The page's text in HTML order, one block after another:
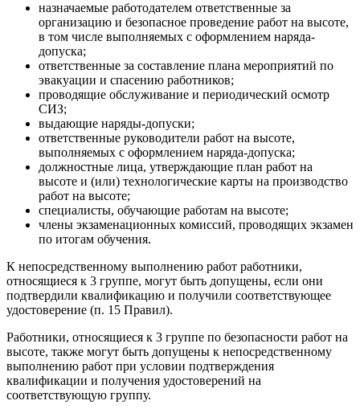
назначаемые работодателем ответственные за
организацию и безопасное проведение работ на высоте,
в том числе выполняемых с оформлением наряда-
допуска;
ответственные за составление плана мероприятий по
эвакуации и спасению работников;
проводящие обслуживание и периодический осмотр
СИЗ;
выдающие наряды-допуски;
ответственные руководители работ на высоте,
выполняемых с оформлением наряда-допуска;
должностные лица, утверждающие план работ на
высоте и (или) технологические карты на производство
работ на высоте;
специалисты, обучающие работам на высоте;
члены экзаменационных комиссий, проводящих экзамен
по итогам обучения.
К непосредственному выполнению работ работники,
относящиеся к 3 группе, могут быть допущены, если они
подтвердили квалификацию и получили соответствующее
удостоверение (п. 15 Правил).
Работники, относящиеся к 3 группе по безопасности работ на
высоте, также могут быть допущены к непосредственному
выполнению работ при условии подтверждения
квалификации и получения удостоверений на
соответствующую группу.